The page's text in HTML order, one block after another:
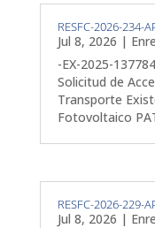
RESFC-2026-234-
Jul 8, 2026 | Enre
-EX-2025-
Solicitud de
Transporte
Fotovoltaico
RESFC-2026-229-
Jul 8, 2026 | Enre